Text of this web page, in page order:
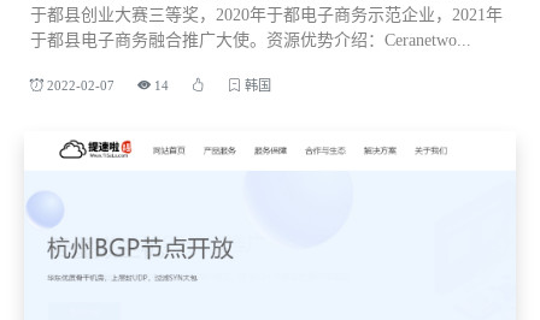
于都县创业大赛三等奖，2020年于都电子商务示范企业，2021年
于都县电子商务融合推广大使。资源优势介绍：Ceranetwo...
2022-02-07 14 韩国